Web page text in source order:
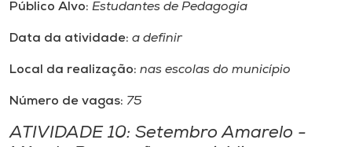
Público Alvo: Estudantes de Pedagogia
Data da atividade: a definir
Local da realização: nas escolas do município
Número de vagas: 75
ATIVIDADE 10: Setembro Amarelo -